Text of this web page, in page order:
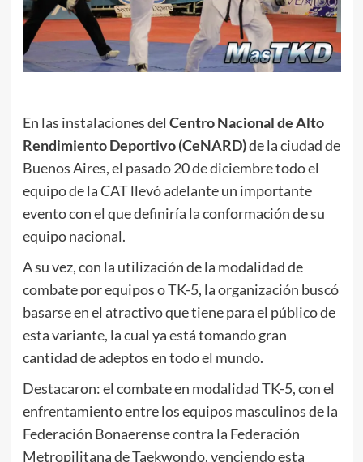
En las instalaciones del Centro Nacional de Alto
Rendimiento Deportivo (CeNARD)de la ciudad de
Buenos Aires, el pasado 20 de diciembre todo el
equipo de la CAT llevó adelante un importante
evento con el que definiría la conformación de su
equipo nacional.
A su vez, con la utilización de la modalidad de
combate por equipos o TK-5, la organización buscó
basarse en el atractivo que tiene para el público de
esta variante, la cual ya está tomando gran
cantidad de adeptos en todo el mundo.
Destacaron: el combate en modalidad TK-5, con el
enfrentamiento entre los equipos masculinos de la
Federación Bonaerense contra la Federación
Metropilitana de Taekwondo, venciendo esta